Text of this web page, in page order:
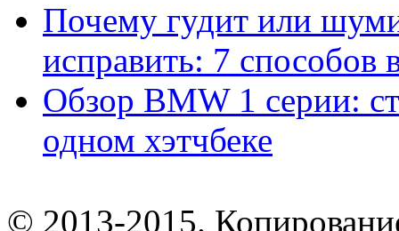
Почему гудит или
исправить: 7 способов
Обзор BMW 1 серии:
одном хэтчбеке
© 2013-2015.